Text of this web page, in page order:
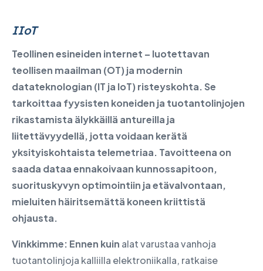
IIoT
Teollinen esineiden internet – luotettavan
teollisen maailman (OT) ja modernin
datateknologian (IT ja IoT) risteyskohta. Se
tarkoittaa fyysisten koneiden ja tuotantolinjojen
rikastamista älykkäillä antureilla ja
liitettävyydellä, jotta voidaan kerätä
yksityiskohtaista telemetriaa. Tavoitteena on
saada dataa ennakoivaan kunnossapitoon,
suorituskyvyn optimointiin ja etävalvontaan,
mieluiten häiritsemättä koneen kriittistä
ohjausta.
Vinkkimme: Ennen kuin alat varustaa vanhoja
tuotantolinjoja kalliilla elektroniikalla, ratkaise